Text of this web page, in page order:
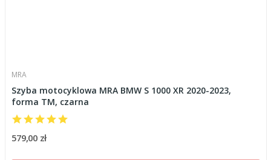
MRA
Szyba motocyklowa MRA BMW S 1000 XR 2020-2023,
forma TM, czarna
579,00 zł